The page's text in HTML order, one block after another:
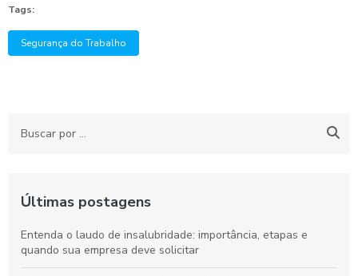
Tags:
Segurança do Trabalho
Últimas postagens
Entenda o laudo de insalubridade: importância, etapas e
quando sua empresa deve solicitar